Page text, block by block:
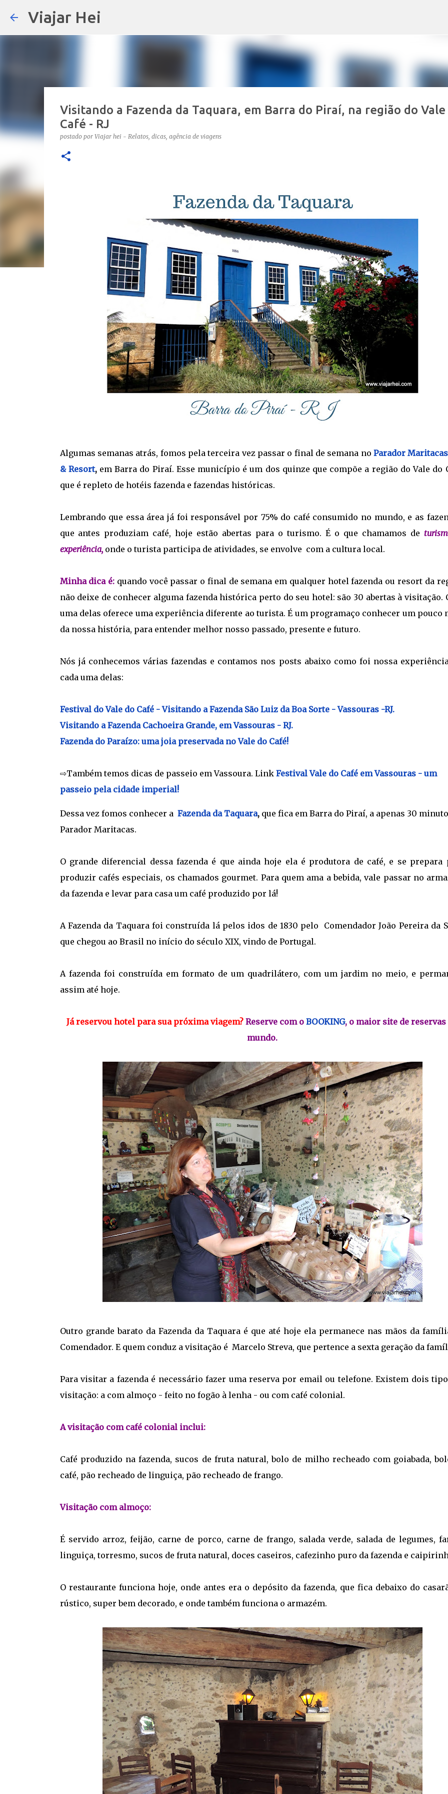
Viajar Hei
Visitando a Fazenda da Taquara, em Barra do Piraí, na região do Vale
Café - RJ
postado por Viajar hei - Relatos, dicas, agência de viagens
Algumas semanas atrás, fomos pela terceira vez passar o final de semana no Parador
& Resort, em Barra do Piraí. Esse município é um dos quinze que compõe a região do Vale do
que é repleto de hotéis fazenda e fazendas históricas.
Lembrando que essa área já foi responsável por 75% do café consumido no mundo, e as
que antes produziam café, hoje estão abertas para o turismo. É o que chamamos de
experiência, onde o turista participa de atividades, se envolve com a cultura local.
Minha dica é: quando você passar o final de semana em qualquer hotel fazenda ou resort da
não deixe de conhecer alguma fazenda histórica perto do seu hotel: são 30 abertas à visitação.
uma delas oferece uma experiência diferente ao turista. É um programaço conhecer um pouco
da nossa história, para entender melhor nosso passado, presente e futuro.
Nós já conhecemos várias fazendas e contamos nos posts abaixo como foi nossa
cada uma delas:
Festival do Vale do Café - Visitando a Fazenda São Luiz da Boa Sorte - Vassouras -RJ.
Visitando a Fazenda Cachoeira Grande, em Vassouras - RJ.
Fazenda do Paraízo: uma joia preservada no Vale do Café!
⇨Também temos dicas de passeio em Vassoura. Link Festival Vale do Café em Vassouras - um
passeio pela cidade imperial!
Dessa vez fomos conhecer a Fazenda da Taquara,que fica em Barra do Piraí, a apenas 30
Parador Maritacas.
O grande diferencial dessa fazenda é que ainda hoje ela é produtora de café, e se prepara
produzir cafés especiais, os chamados gourmet. Para quem ama a bebida, vale passar no
da fazenda e levar para casa um café produzido por lá!
A Fazenda da Taquara foi construída lá pelos idos de 1830 pelo Comendador João Pereira da
que chegou ao Brasil no início do século XIX, vindo de Portugal.
A fazenda foi construída em formato de um quadrilátero, com um jardim no meio, e
assim até hoje.
Já reservou hotel para sua próxima viagem? Reserve com o BOOKING, o maior site de reservas
mundo.
Outro grande barato da Fazenda da Taquara é que até hoje ela permanece nas mãos da
Comendador. E quem conduz a visitação é Marcelo Streva, que pertence a sexta geração da
Para visitar a fazenda é necessário fazer uma reserva por email ou telefone. Existem dois
visitação: a com almoço - feito no fogão à lenha - ou com café colonial.
A visitação com café colonial inclui:
Café produzido na fazenda, sucos de fruta natural, bolo de milho recheado com goiabada,
café, pão recheado de linguiça, pão recheado de frango.
Visitação com almoço:
É servido arroz, feijão, carne de porco, carne de frango, salada verde, salada de legumes,
linguiça, torresmo, sucos de fruta natural, doces caseiros, cafezinho puro da fazenda e
O restaurante funciona hoje, onde antes era o depósito da fazenda, que fica debaixo do
rústico, super bem decorado, e onde também funciona o armazém.